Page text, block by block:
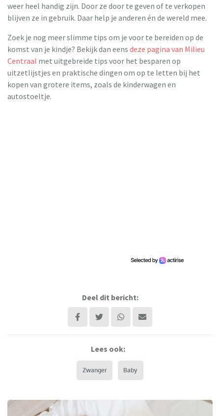
weer heel handig zijn. Door ze door te geven of te verkopen
blijven ze in gebruik. Daar help je anderen én de wereld mee.
Zoek je nog meer slimme tips om je voor te bereiden op de
komst van je kindje? Bekijk dan eens deze pagina van Milieu
Centraal met uitgebreide tips voor het besparen op
uitzetlijstjes en praktische dingen om op te letten bij het
kopen van grotere items, zoals de kinderwagen en
autostoeltje.
Deel dit bericht:
Lees ook:
Zwanger Baby